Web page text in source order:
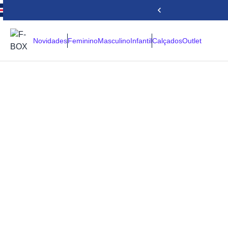
NovidadesFemininoMasculinoInfantilCalçadosOutlet